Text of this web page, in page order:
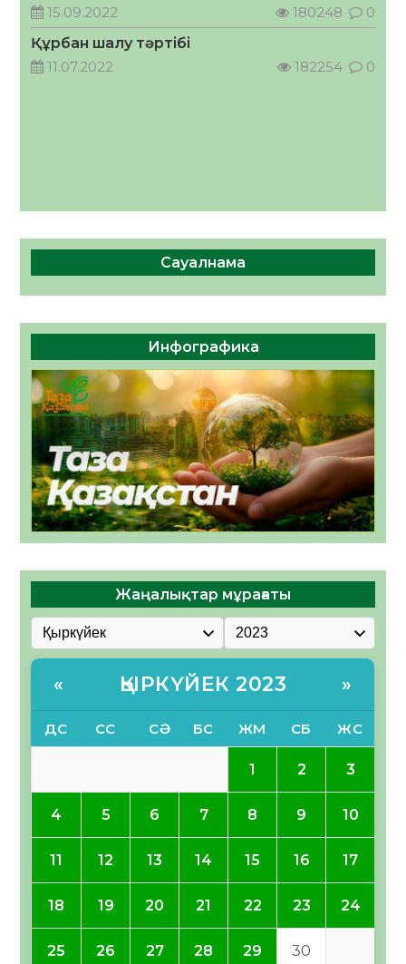
кеңесшісі болып тағайындалды
05.08.2026
51 0
15.09.2022
180248
0
Құрбан шалу тәртібі
11.07.2022
182254 0
Сауалнама
Инфографика
Жаңалықтар мұрағаты
« ҚЫРКҮЙЕК 2023 »
ДС СС СӘ БС ЖМ СБ ЖС
1 2 3
4 5 6 7 8 9 10
11 12 13 14 15 16 17
18 19 20 21 22 23 24
25 26 27 28 29 30